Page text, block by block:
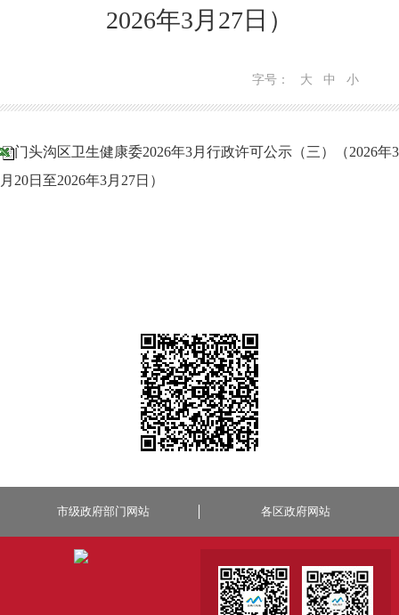
2026年3月27日）
字号： 大 中 小
门头沟区卫生健康委2026年3月行政许可公示（三）（2026年3
月20日至2026年3月27日）
市级政府部门网站 各区政府网站